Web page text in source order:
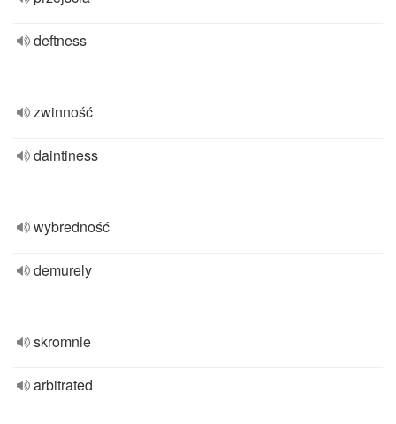
deftness
zwinność
daintiness
wybredność
demurely
skromnie
arbitrated